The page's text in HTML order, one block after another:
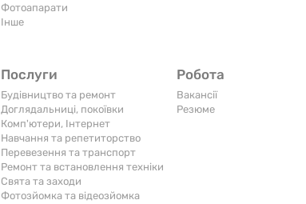
Фотоапарати
Iнше
Послуги
Будівництво та ремонт
Доглядальниці, покоївки
Комп'ютери, Інтернет
Навчання та репетиторство
Перевезення та транспорт
Ремонт та встановлення техніки
Свята та заходи
Фотозйомка та відеозйомка
Робота
Вакансії
Резюме